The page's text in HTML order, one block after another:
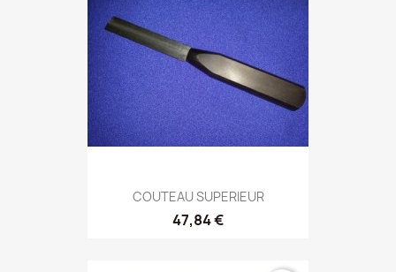
COUTEAU SUPERIEUR
47,84 €